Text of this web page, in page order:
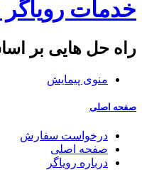
خدمات
راه حل هایی بر
منوی پیمایش
صفحه اصلی
درخواست سفارش
صفحه اصلی
درباره رویاگر